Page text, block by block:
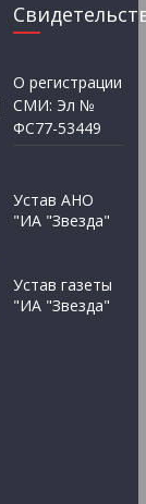
О регистрации
СМИ: Эл №
ФС77-53449
Устав АНО
"ИА "Звезда"
Устав газеты
"ИА "Звезда"